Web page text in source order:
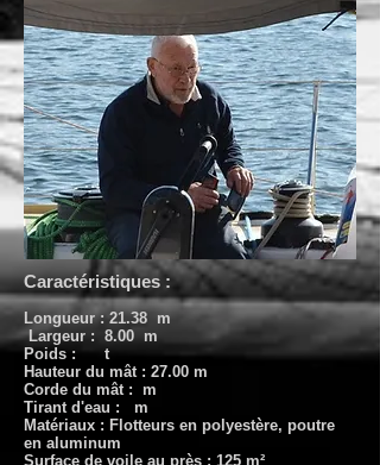
Caractéristiques :
Longueur : 21.38 m
Largeur : 8.00 m
Poids : t
Hauteur du mât : 27.00 m
Corde du mât : m
Tirant d'eau : m
Matériaux : Flotteurs en polyestère, poutre
en aluminum
Surface de voile au près : 125 m²